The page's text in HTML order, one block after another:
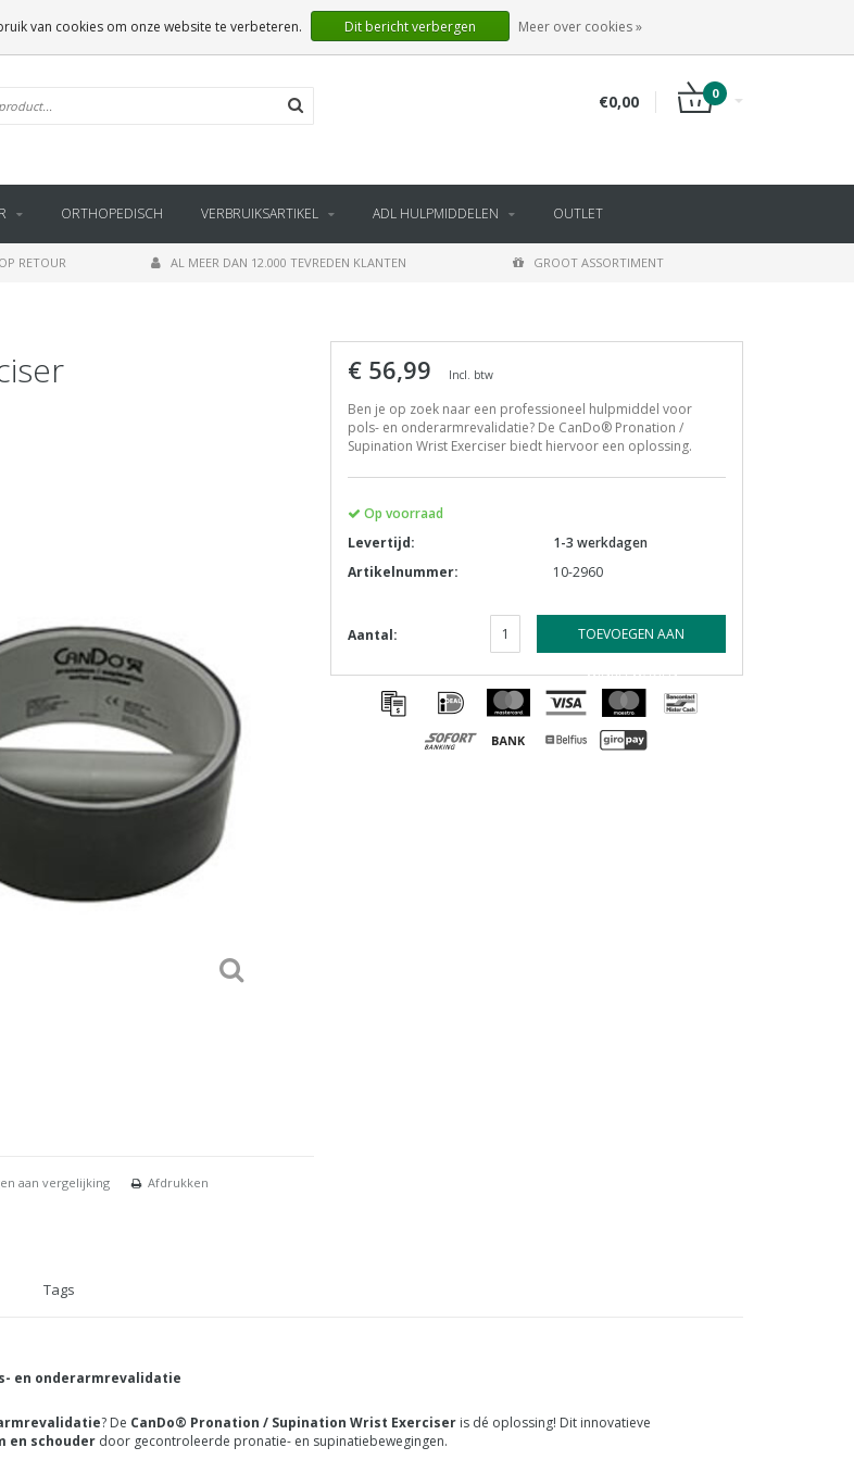
INLOGGEN
NL
€0,00 0
ORTHOPEDISCH VERBRUIKSARTIKEL ADL HULPMIDDELEN OUTLET
RETOUR AL MEER DAN 12.000 TEVREDEN KLANTEN GROOT ASSORTIMENT
aan vergelijking Afdrukken
€ 56,99 Incl. btw
Ben je op zoek naar een professioneel hulpmiddel voor
pols- en onderarmrevalidatie? De CanDo® Pronation /
Supination Wrist Exerciser biedt hiervoor een oplossing.
Op voorraad
Levertijd:
1-3 werkdagen
Artikelnummer:
10-2960
Aantal: TOEVOEGEN AAN
WINKELWAGEN
Tags
en onderarmrevalidatie
? De CanDo® Pronation / Supination Wrist Exerciser is dé oplossing! Dit innovatieve
en schouder door gecontroleerde pronatie- en supinatiebewegingen.
van cookies om onze website te verbeteren. Dit bericht verbergen Meer over cookies »